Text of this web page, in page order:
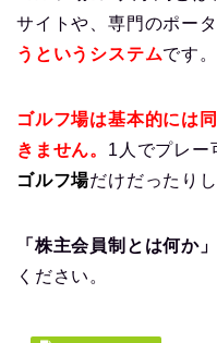
サイトや、専門のポー
うというシステムです。
ゴルフ場は基本的には
きません。 1人でプレー
ゴルフ場だけだったりし
「株主会員制とは何か」
ください。